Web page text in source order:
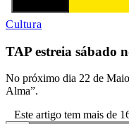
Cultura
TAP estreia sábado
No próximo dia 22 de
Alma”.
Este artigo tem mais de